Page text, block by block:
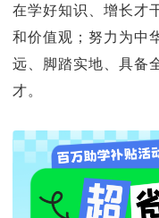
在学好知识、增长才
和价值观；努力为中
远、脚踏实地、具备
才。